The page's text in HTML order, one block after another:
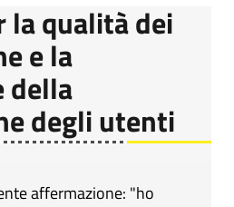
la qualità dei
e la
della
degli utenti
affermazione: "ho